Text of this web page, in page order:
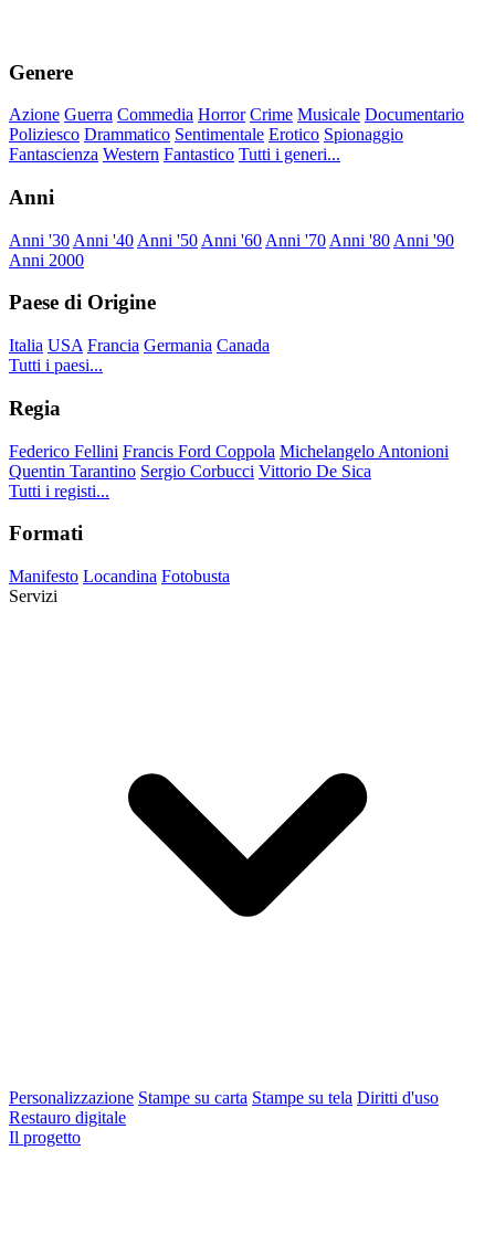
Genere
Azione Guerra Commedia Horror Crime Musicale Documentario
Poliziesco Drammatico Sentimentale Erotico Spionaggio
Fantascienza Western Fantastico Tutti i generi...
Anni
Anni '30 Anni '40 Anni '50 Anni '60 Anni '70 Anni '80 Anni '90
Anni 2000
Paese di Origine
Italia USA Francia Germania Canada
Tutti i paesi...
Regia
Federico Fellini Francis Ford Coppola Michelangelo Antonioni
Quentin Tarantino Sergio Corbucci Vittorio De Sica
Tutti i registi...
Formati
Manifesto Locandina Fotobusta
Servizi
Personalizzazione Stampe su carta Stampe su tela Diritti d'uso
Restauro digitale
Il progetto